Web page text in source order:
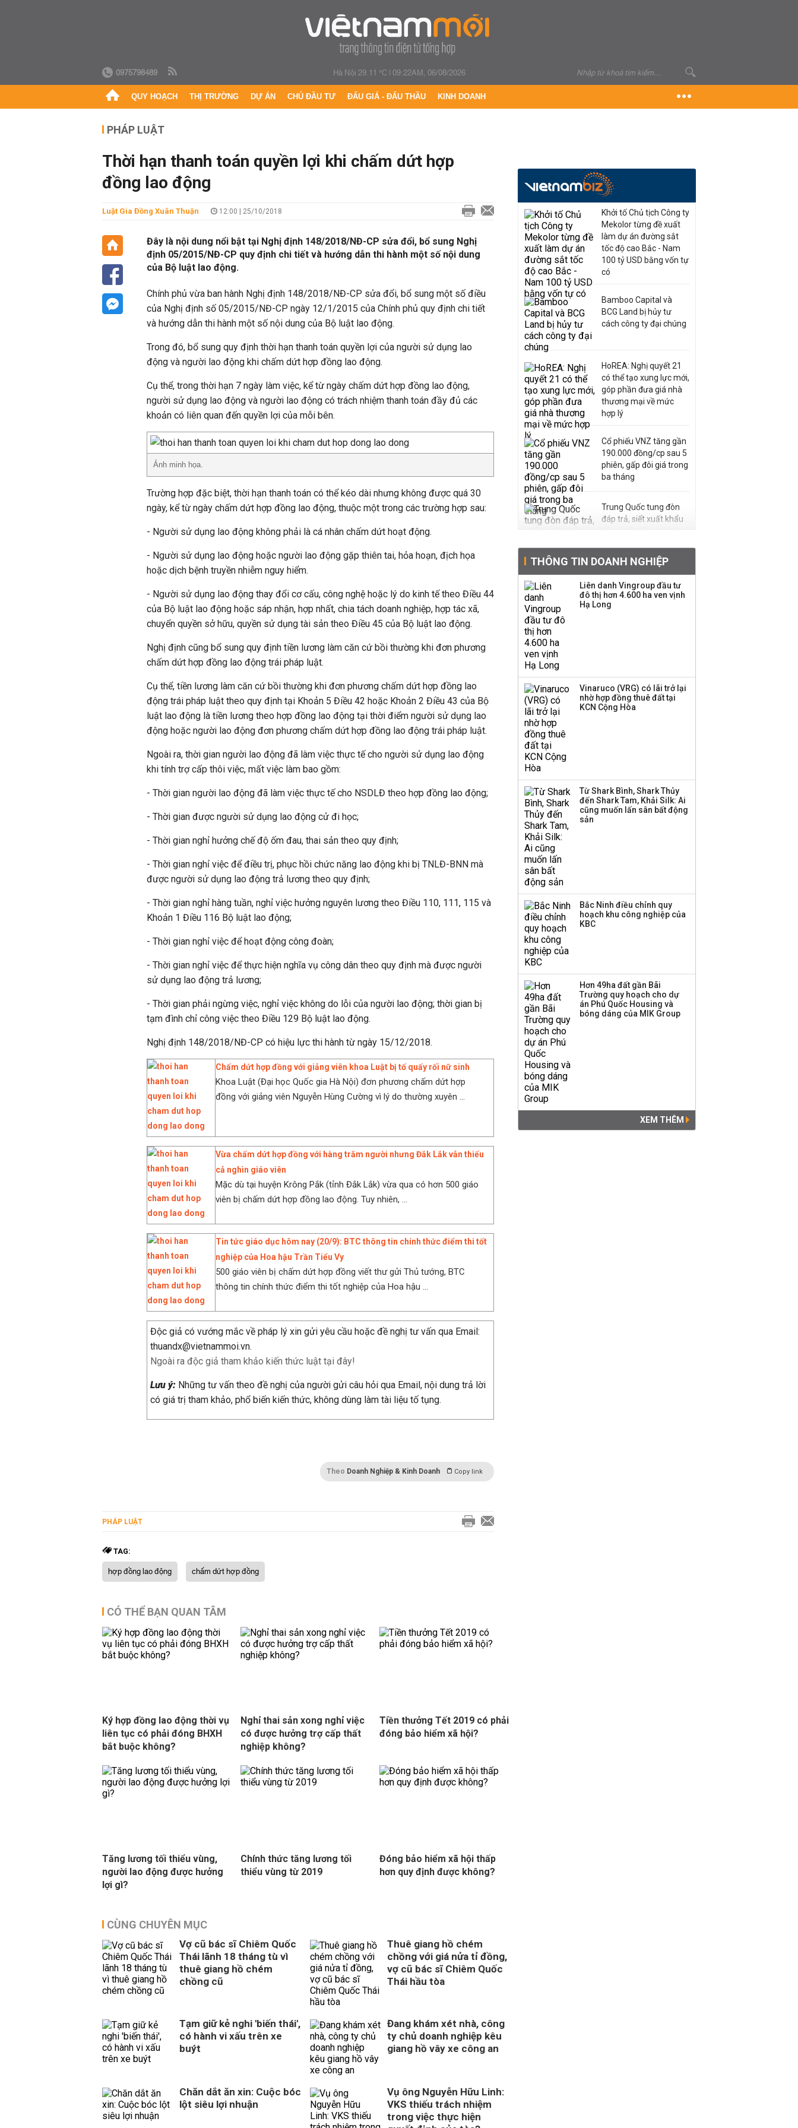
0975798489 Hà Nội 29.11 °C|09:22AM, 06/08/2026
QUY HOẠCH THỊ TRƯỜNG DỰ ÁN CHỦ ĐẦU TƯ ĐẤU GIÁ - ĐẤU THẦU KINH DOANH
PHÁP LUẬT
Thời hạn thanh toán quyền lợi khi chấm dứt hợp
đồng lao động
Luật Gia Đồng Xuân Thuận 12:00 | 25/10/2018
Đây là nội dung nổi bật tại Nghị định 148/2018/NĐ-CP sửa đổi, bổ sung Nghị
định 05/2015/NĐ-CP quy định chi tiết và hướng dẫn thi hành một số nội dung
của Bộ luật lao động.
Chính phủ vừa ban hành Nghị định 148/2018/NĐ-CP sửa đổi, bổ sung một số điều
của Nghị định số 05/2015/NĐ-CP ngày 12/1/2015 của Chính phủ quy định chi tiết
và hướng dẫn thi hành một số nội dung của Bộ luật lao động.
Trong đó, bổ sung quy định thời hạn thanh toán quyền lợi của người sử dụng lao
động và người lao động khi chấm dứt hợp đồng lao động.
Cụ thể, trong thời hạn 7 ngày làm việc, kể từ ngày chấm dứt hợp đồng lao động,
người sử dụng lao động và người lao động có trách nhiệm thanh toán đầy đủ các
khoản có liên quan đến quyền lợi của mỗi bên.
Ảnh minh họa.
Trường hợp đặc biệt, thời hạn thanh toán có thể kéo dài nhưng không được quá 30
ngày, kể từ ngày chấm dứt hợp đồng lao động, thuộc một trong các trường hợp sau:
- Người sử dụng lao động không phải là cá nhân chấm dứt hoạt động.
- Người sử dụng lao động hoặc người lao động gặp thiên tai, hỏa hoạn, địch họa
hoặc dịch bệnh truyền nhiễm nguy hiểm.
- Người sử dụng lao động thay đổi cơ cấu, công nghệ hoặc lý do kinh tế theo Điều 44
của Bộ luật lao động hoặc sáp nhận, hợp nhất, chia tách doanh nghiệp, hợp tác xã,
chuyển quyền sở hữu, quyền sử dụng tài sản theo Điều 45 của Bộ luật lao động.
Nghị định cũng bổ sung quy định tiền lương làm căn cứ bồi thường khi đơn phương
chấm dứt hợp đồng lao động trái pháp luật.
Cụ thể, tiền lương làm căn cứ bồi thường khi đơn phương chấm dứt hợp đồng lao
động trái pháp luật theo quy định tại Khoản 5 Điều 42 hoặc Khoản 2 Điều 43 của Bộ
luật lao động là tiền lương theo hợp đồng lao động tại thời điểm người sử dụng lao
động hoặc người lao động đơn phương chấm dứt hợp đồng lao động trái pháp luật.
Ngoài ra, thời gian người lao động đã làm việc thực tế cho người sử dụng lao động
khi tính trợ cấp thôi việc, mất việc làm bao gồm:
- Thời gian người lao động đã làm việc thực tế cho NSDLĐ theo hợp đồng lao động;
- Thời gian được người sử dụng lao động cử đi học;
- Thời gian nghỉ hưởng chế độ ốm đau, thai sản theo quy định;
- Thời gian nghỉ việc để điều trị, phục hồi chức năng lao động khi bị TNLĐ-BNN mà
được người sử dụng lao động trả lương theo quy định;
- Thời gian nghỉ hàng tuần, nghỉ việc hưởng nguyên lương theo Điều 110, 111, 115 và
Khoản 1 Điều 116 Bộ luật lao động;
- Thời gian nghỉ việc để hoạt động công đoàn;
- Thời gian nghỉ việc để thực hiện nghĩa vụ công dân theo quy định mà được người
sử dụng lao động trả lương;
- Thời gian phải ngừng việc, nghỉ việc không do lỗi của người lao động; thời gian bị
tạm đình chỉ công việc theo Điều 129 Bộ luật lao động.
Nghị định 148/2018/NĐ-CP có hiệu lực thi hành từ ngày 15/12/2018.
Chấm dứt hợp đồng với giảng viên khoa Luật bị tố quấy rối nữ sinh
Khoa Luật (Đại học Quốc gia Hà Nội) đơn phương chấm dứt hợp
đồng với giảng viên Nguyễn Hùng Cường vì lý do thường xuyên ...
Vừa chấm dứt hợp đồng với hàng trăm người nhưng Đắk Lắk vẫn thiếu
cả nghìn giáo viên
Mặc dù tại huyện Krông Pắk (tỉnh Đắk Lắk) vừa qua có hơn 500 giáo
viên bị chấm dứt hợp đồng lao động. Tuy nhiên, ...
Tin tức giáo dục hôm nay (20/9): BTC thông tin chính thức điểm thi tốt
nghiệp của Hoa hậu Trần Tiểu Vy
500 giáo viên bị chấm dứt hợp đồng viết thư gửi Thủ tướng, BTC
thông tin chính thức điểm thi tốt nghiệp của Hoa hậu ...
Độc giả có vướng mắc về pháp lý xin gửi yêu cầu hoặc đề nghị tư vấn qua Email:
thuandx@vietnammoi.vn.
Ngoài ra độc giả tham khảo kiến thức luật tại đây!
Lưu ý: Những tư vấn theo đề nghị của người gửi câu hỏi qua Email, nội dung trả lời
có giá trị tham khảo, phổ biến kiến thức, không dùng làm tài liệu tố tụng.
Theo Doanh Nghiệp & Kinh Doanh Copy link
PHÁP LUẬT
TAG:
hợp đồng lao động chấm dứt hợp đồng
CÓ THỂ BẠN QUAN TÂM
Ký hợp đồng lao động thời vụ
liên tục có phải đóng BHXH
bắt buộc không?
Nghỉ thai sản xong nghỉ việc
có được hưởng trợ cấp thất
nghiệp không?
Tiền thưởng Tết 2019 có phải
đóng bảo hiểm xã hội?
Tăng lương tối thiểu vùng,
người lao động được hưởng
lợi gì?
Chính thức tăng lương tối
thiểu vùng từ 2019
Đóng bảo hiểm xã hội thấp
hơn quy định được không?
CÙNG CHUYÊN MỤC
Vợ cũ bác sĩ Chiêm Quốc
Thái lãnh 18 tháng tù vì
thuê giang hồ chém
chồng cũ
Thuê giang hồ chém
chồng với giá nửa tỉ đồng,
vợ cũ bác sĩ Chiêm Quốc
Thái hầu tòa
Tạm giữ kẻ nghi 'biến thái',
có hành vi xấu trên xe
buýt
Đang khám xét nhà, công
ty chủ doanh nghiệp kêu
giang hồ vây xe công an
Chăn dắt ăn xin: Cuộc bóc
lột siêu lợi nhuận
Vụ ông Nguyễn Hữu Linh:
VKS thiếu trách nhiệm
trong việc thực hiện
Khởi tố Chủ tịch Công ty
Mekolor từng đề xuất
làm dự án đường sắt
tốc độ cao Bắc - Nam
100 tỷ USD bằng vốn tự
có
Bamboo Capital và
BCG Land bị hủy tư
cách công ty đại chúng
HoREA: Nghị quyết 21
có thể tạo xung lực mới,
góp phần đưa giá nhà
thương mại về mức
hợp lý
Cổ phiếu VNZ tăng gần
190.000 đồng/cp sau 5
phiên, gấp đôi giá trong
ba tháng
Trung Quốc tung đòn
đáp trả, siết xuất khẩu
drone và trừng phạt
Hoá chất Đức Giang
công bố hai ứng viên
HĐQT, cổ phiếu DGC
tăng trần
trang, phụ kiện cao cấp
Hãng kim cương tài trợ
Lãi thuần từ dịch vụ
nhiều ngân hàng tăng
ba chữ số trong nửa
đầu năm:
THÔNG TIN DOANH NGHIỆP
Liên danh Vingroup đầu tư
đô thị hơn 4.600 ha ven vịnh
Hạ Long
Vinaruco (VRG) có lãi trở lại
nhờ hợp đồng thuê đất tại
KCN Cộng Hòa
Từ Shark Bình, Shark Thủy
đến Shark Tam, Khải Silk: Ai
cũng muốn lấn sân bất động
sản
Bắc Ninh điều chỉnh quy
hoạch khu công nghiệp của
KBC
Hơn 49ha đất gần Bãi
Trường quy hoạch cho dự
án Phú Quốc Housing và
bóng dáng của MIK Group
XEM THÊM